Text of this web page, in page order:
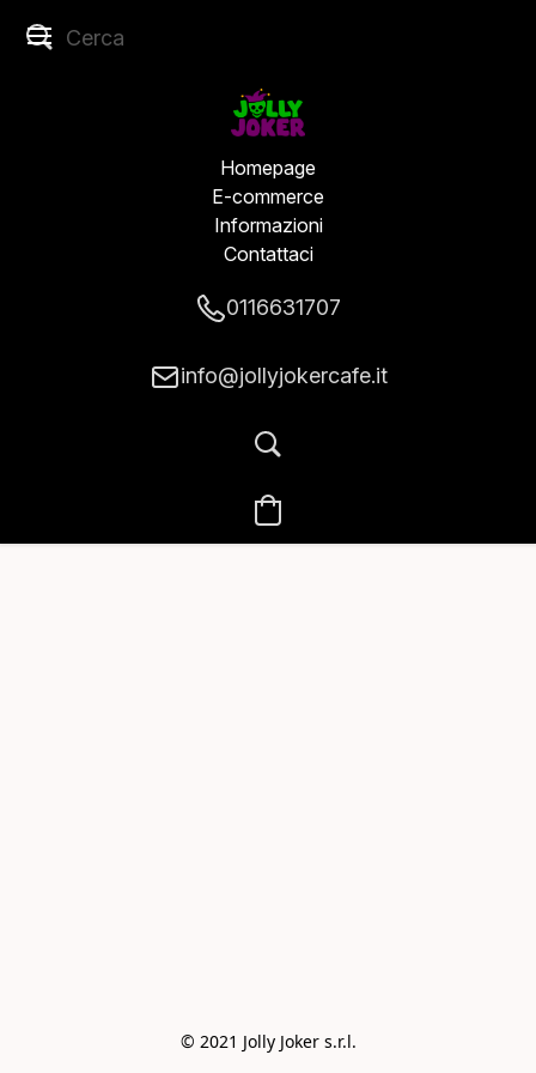
Homepage
E-commerce
Informazioni
Contattaci
0116631707
info@jollyjokercafe.it
© 2021 Jolly Joker s.r.l.